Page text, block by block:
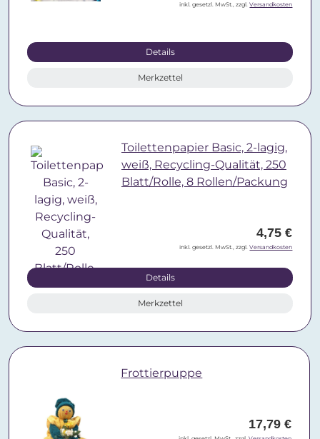
inkl. gesetzl. MwSt., zzgl.Versandkosten
Details
Merkzettel
Toilettenpapier Basic, 2-lagig,
weiß, Recycling-Qualität, 250
Blatt/Rolle, 8 Rollen/Packung
4,75 €
inkl. gesetzl. MwSt., zzgl.Versandkosten
Details
Merkzettel
Frottierpuppe
17,79 €